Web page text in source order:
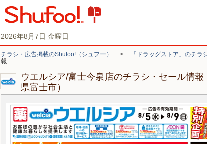
2026年8月7日 金曜日
チラシ・広告掲載のShufoo!（シュフー） > 「ドラッグストア」のチラ
報
ウエルシア/富士今泉店のチラシ・セール情報
県富士市）